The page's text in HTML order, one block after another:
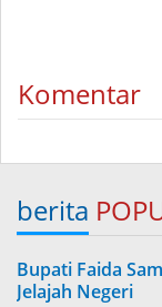
Komentar
berita
Bupati Faida
Jelajah Negeri